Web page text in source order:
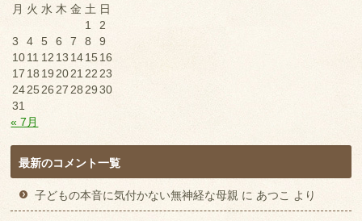
月 火 水 木 金 土 日
1
2
3
4 5 6 7 8
9
1011 12 13 141516
17 18 19 2021 22 23
2425 26 27 28 29 30
31
« 7月
最新のコメント一覧
子どもの本音に気付かない無神経な母親 に あつこ より